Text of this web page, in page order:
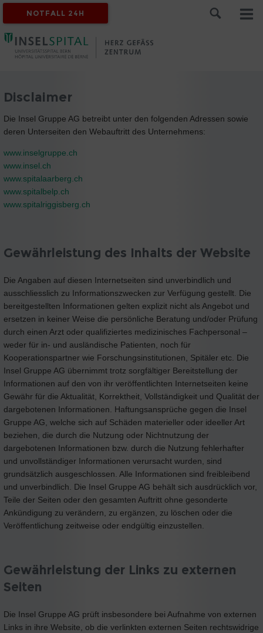
NOTFALL 24H
Disclaimer
Die Insel Gruppe AG betreibt unter den folgenden Adressen sowie
deren Unterseiten den Webauftritt des Unternehmens:
www.inselgruppe.ch
www.insel.ch
www.spitalaarberg.ch
www.spitalbelp.ch
www.spitalriggisberg.ch
Gewährleistung des Inhalts der Website
Die Angaben auf diesen Internetseiten sind unverbindlich und
ausschliesslich zu Informationszwecken zur Verfügung gestellt. Die
bereitgestellten Informationen gelten explizit nicht als Angebot und
ersetzen in keiner Weise die persönliche Beratung und/oder Prüfung
durch einen Arzt oder qualifiziertes medizinisches Fachpersonal –
weder für in- und ausländische Patienten, noch für
Kooperationspartner wie Forschungsinstitutionen, Spitäler etc. Die
Insel Gruppe AG übernimmt trotz sorgfältiger Bereitstellung der
Informationen auf den von ihr veröffentlichten Internetseiten keine
Gewähr für die Aktualität, Korrektheit, Vollständigkeit und Qualität der
dargebotenen Informationen. Haftungsansprüche gegen die Insel
Gruppe AG, welche sich auf Schäden materieller oder ideeller Art
beziehen, die durch die Nutzung oder Nichtnutzung der
dargebotenen Informationen bzw. durch die Nutzung fehlerhafter
und unvollständiger Informationen verursacht wurden, sind
grundsätzlich ausgeschlossen. Alle Informationen sind freibleibend
und unverbindlich. Die Insel Gruppe AG behält sich ausdrücklich vor,
Teile der Seiten oder den gesamten Auftritt ohne gesonderte
Ankündigung zu verändern, zu ergänzen, zu löschen oder die
Veröffentlichung zeitweise oder endgültig einzustellen.
Gewährleistung der Links zu externen
Seiten
Die Insel Gruppe AG prüft insbesondere bei Aufnahme von externen
Links in ihre Website, ob die verlinkten externen Seiten rechtswidrige